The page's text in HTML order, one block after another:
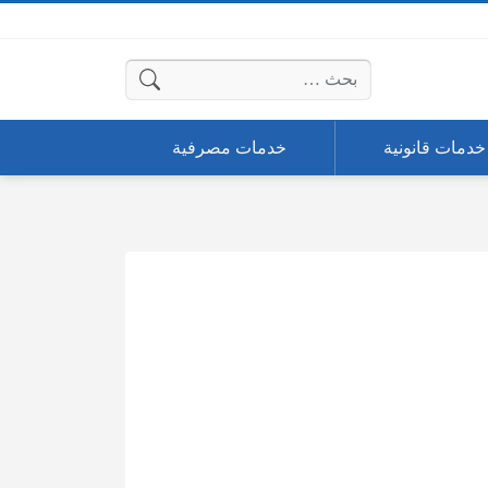
البحث عن:
خدمات قانونية خدمات مصرفية